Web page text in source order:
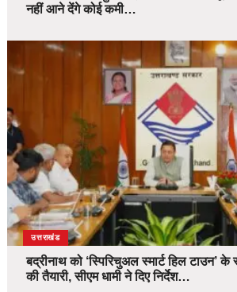
नहीं आने देंगे कोई कमी…
उत्तराखंड
बद्रीनाथ को ‘स्पिरिचुअल स्मार्ट हिल टाउन’
की तैयारी, सीएम धामी ने दिए निर्देश…